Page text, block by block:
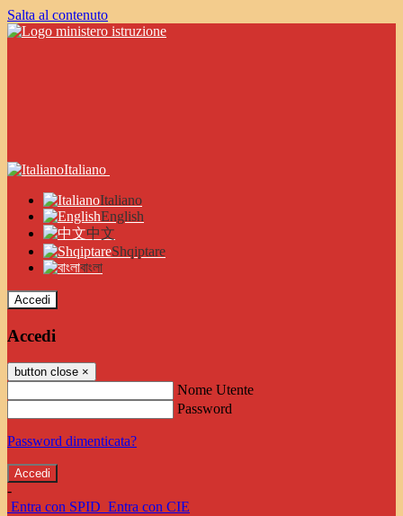
Salta al contenuto
Italiano
Italiano
English
中文
Shqiptare
বাংলা
Accedi
Accedi
button close ×
Nome Utente
Password
Password dimenticata?
-
Entra con SPID Entra con CIE